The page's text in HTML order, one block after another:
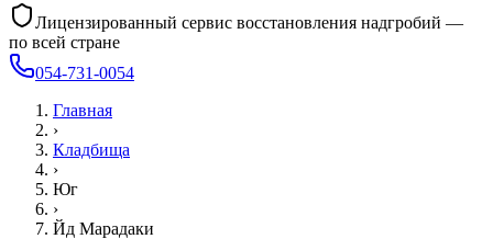
Лицензированный сервис восстановления надгробий —
по всей стране
054-731-0054
Главная
›
Кладбища
›
Юг
›
Йд Марадаки